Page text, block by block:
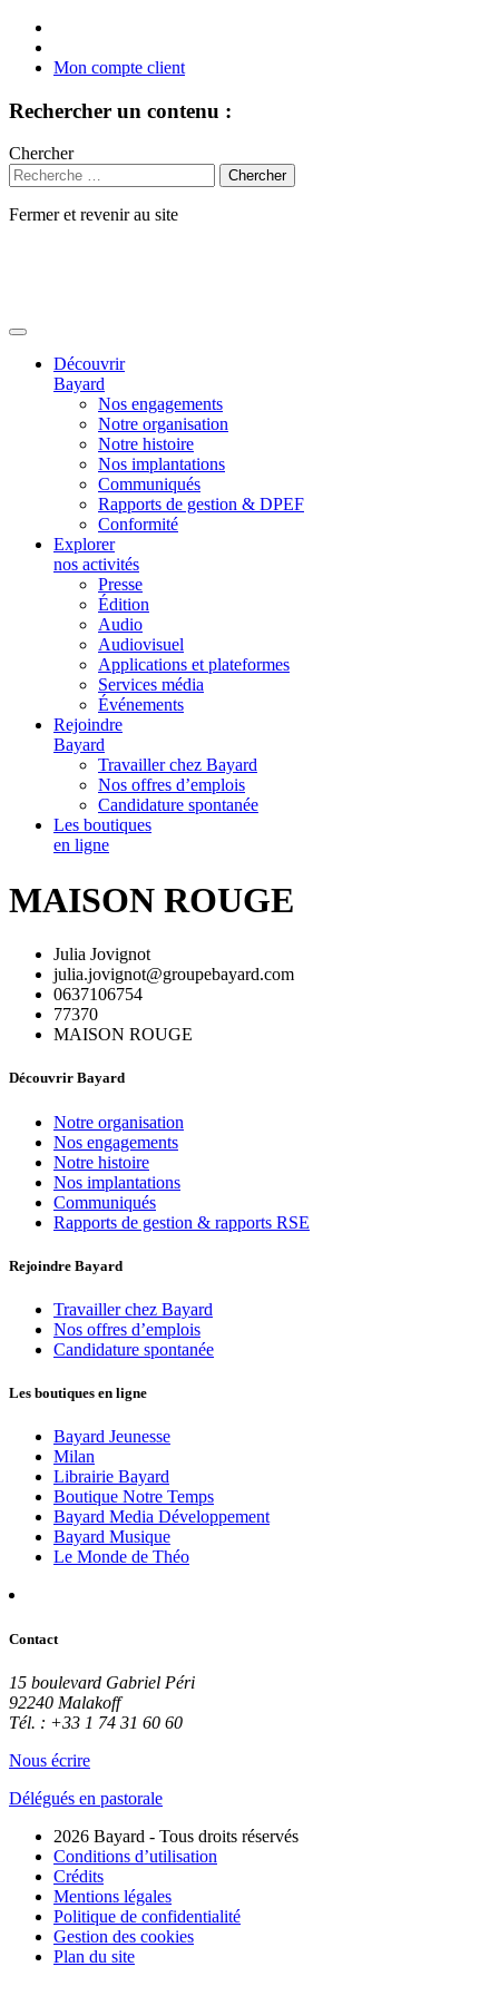
Mon compte client
Rechercher un contenu :
Chercher
Fermer et revenir au site
Découvrir
Bayard
Nos engagements
Notre organisation
Notre histoire
Nos implantations
Communiqués
Rapports de gestion & DPEF
Conformité
Explorer
nos activités
Presse
Édition
Audio
Audiovisuel
Applications et plateformes
Services média
Événements
Rejoindre
Bayard
Travailler chez Bayard
Nos offres d’emplois
Candidature spontanée
Les boutiques
en ligne
MAISON ROUGE
Julia Jovignot
julia.jovignot@groupebayard.com
0637106754
77370
MAISON ROUGE
Découvrir Bayard
Notre organisation
Nos engagements
Notre histoire
Nos implantations
Communiqués
Rapports de gestion & rapports RSE
Rejoindre Bayard
Travailler chez Bayard
Nos offres d’emplois
Candidature spontanée
Les boutiques en ligne
Bayard Jeunesse
Milan
Librairie Bayard
Boutique Notre Temps
Bayard Media Développement
Bayard Musique
Le Monde de Théo
Contact
15 boulevard Gabriel Péri
92240 Malakoff
Tél. : +33 1 74 31 60 60
Nous écrire
Délégués en pastorale
2026 Bayard - Tous droits réservés
Conditions d’utilisation
Crédits
Mentions légales
Politique de confidentialité
Gestion des cookies
Plan du site